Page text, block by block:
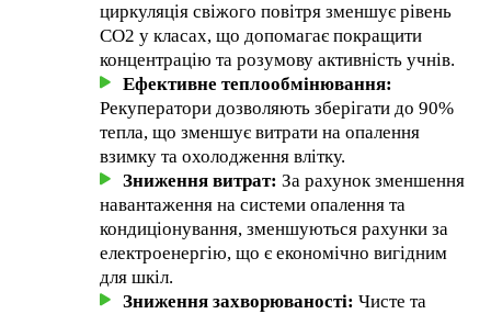
циркуляція свіжого повітря зменшує рівень
CO2 у класах, що допомагає покращити
концентрацію та розумову активність учнів.
Ефективне теплообмінювання:
Рекуператори дозволяють зберігати до 90%
тепла, що зменшує витрати на опалення
взимку та охолодження влітку.
Зниження витрат: За рахунок зменшення
навантаження на системи опалення та
кондиціонування, зменшуються рахунки за
електроенергію, що є економічно вигідним
для шкіл.
Зниження захворюваності: Чисте та